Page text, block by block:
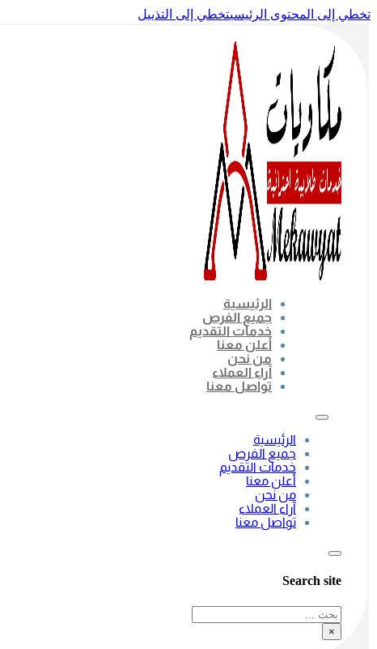
تخطي إلى المحتوى الرئيسيتخطي إلى التذييل
الرئيسية
جميع الفرص
خدمات التقديم
أعلن معنا
من نحن
آراء العملاء
تواصل معنا
الرئيسية
جميع الفرص
خدمات التقديم
أعلن معنا
من نحن
آراء العملاء
تواصل معنا
Search site
بحث
×